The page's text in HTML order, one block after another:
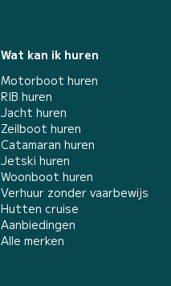
Wat kan ik huren
Motorboot huren
RIB huren
Jacht huren
Zeilboot huren
Catamaran huren
Jetski huren
Woonboot huren
Verhuur zonder vaarbewijs
Hutten cruise
Aanbiedingen
Alle merken